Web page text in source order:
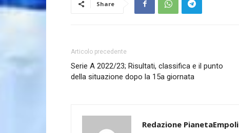
Share
Articolo precedente
Serie A 2022/23; Risultati, classifica e il punto
della situazione dopo la 15a giornata
Redazione PianetaEmpoli